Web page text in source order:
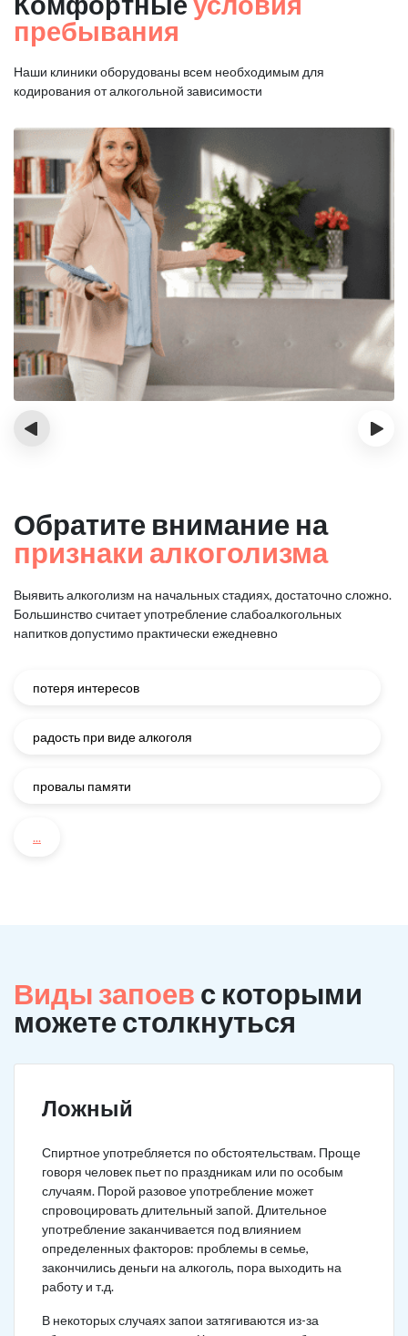
пребывания
Наши клиники оборудованы всем необходимым для
кодирования от алкогольной зависимости
‹ ›
Обратите внимание на
признаки алкоголизма
Выявить алкоголизм на начальных стадиях, достаточно сложно.
Большинство считает употребление слабоалкогольных
напитков допустимо практически ежедневно
потеря интересов
радость при виде алкоголя
провалы памяти
...
Виды запоев с которыми
можете столкнуться
Ложный
Спиртное употребляется по обстоятельствам. Проще
говоря человек пьет по праздникам или по особым
случаям. Порой разовое употребление может
спровоцировать длительный запой. Длительное
употребление заканчивается под влиянием
определенных факторов: проблемы в семье,
закончились деньги на алкоголь, пора выходить на
работу и т.д.
В некоторых случаях запои затягиваются из-за